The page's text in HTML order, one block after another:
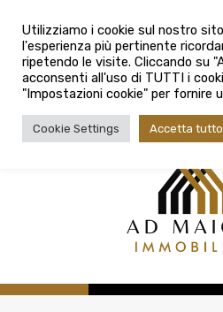
080
Città
Tipologia contratto
Tipologia contratto
Utilizziamo i cookie sul nostro
l'esperienza più pertinente
ripetendo le visite. Cliccando su
acconsenti all'uso di TUTTI i
"Impostazioni cookie" per fornire
Cookie Settings Accetta tutto